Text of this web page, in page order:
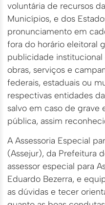
voluntária de recursos
Municípios, e dos
pronunciamento em
fora do horário eleitoral
publicidade institucional
obras, serviços e
federais, estaduais ou
respectivas entidades
salvo em caso de grave
pública, assim
A Assessoria Especial
(Assejur), da Prefeitura
assessor especial para
Eduardo Bezerra, e
as dúvidas e tecer